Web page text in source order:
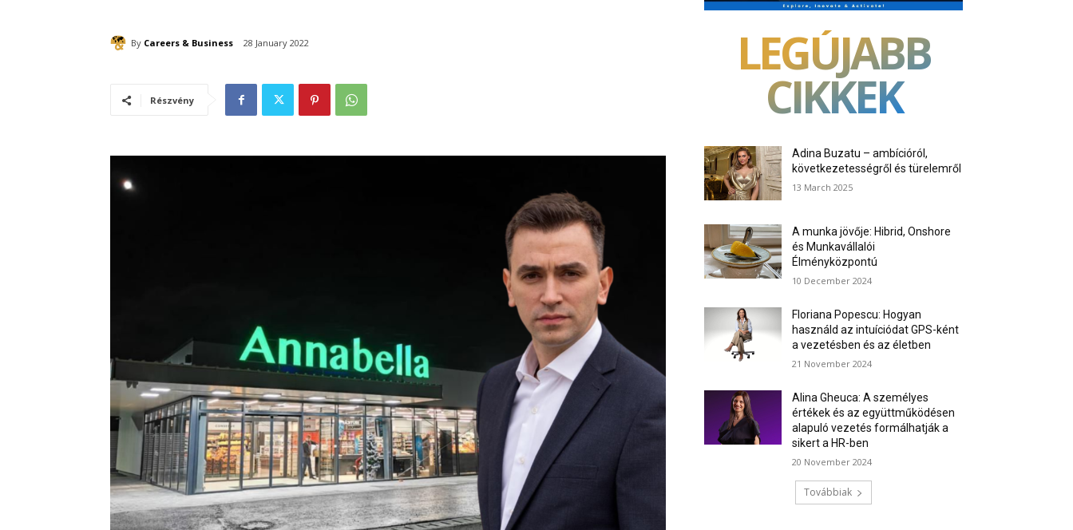
By Careers & Business 28 January 2022
Részvény
LEGÚJABB
CIKKEK
Adina Buzatu – ambícióról,
következetességről és türelemről
13 March 2025
A munka jövője: Hibrid, Onshore
és Munkavállalói
Élményközpontú
10 December 2024
Floriana Popescu: Hogyan
használd az intuíciódat GPS-ként
a vezetésben és az életben
21 November 2024
Alina Gheuca: A személyes
értékek és az együttműködésen
alapuló vezetés formálhatják a
sikert a HR-ben
20 November 2024
Továbbiak